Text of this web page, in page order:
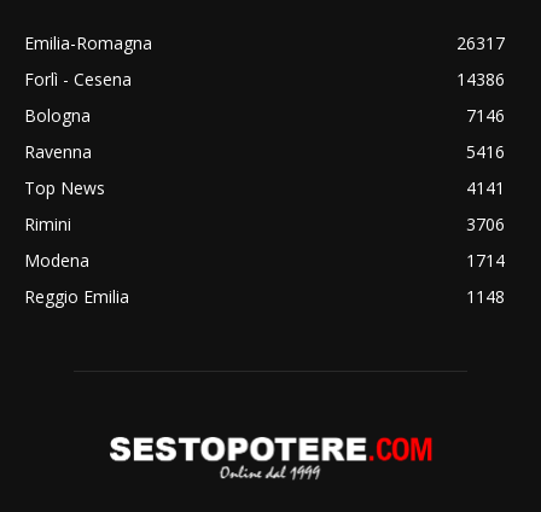
Emilia-Romagna
26317
Forlì - Cesena
14386
Bologna
7146
Ravenna
5416
Top News
4141
Rimini
3706
Modena
1714
Reggio Emilia
1148